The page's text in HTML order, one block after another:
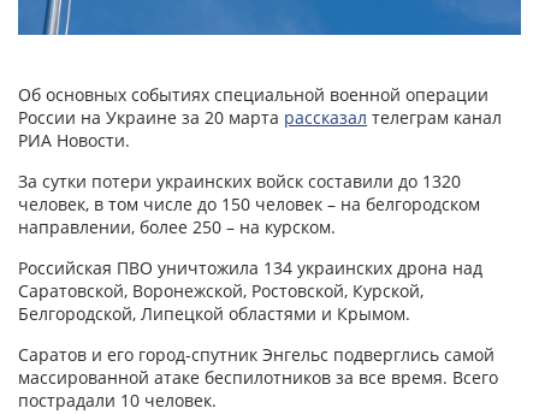
Об основных событиях специальной военной операции
России на Украине за 20 марта рассказал телеграм канал
РИА Новости.
За сутки потери украинских войск составили до 1320
человек, в том числе до 150 человек – на белгородском
направлении, более 250 – на курском.
Российская ПВО уничтожила 134 украинских дрона над
Саратовской, Воронежской, Ростовской, Курской,
Белгородской, Липецкой областями и Крымом.
Саратов и его город-спутник Энгельс подверглись самой
массированной атаке беспилотников за все время. Всего
пострадали 10 человек.